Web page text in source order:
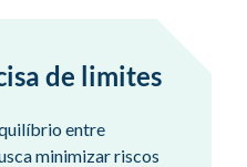
de limites
entre
minimizar riscos